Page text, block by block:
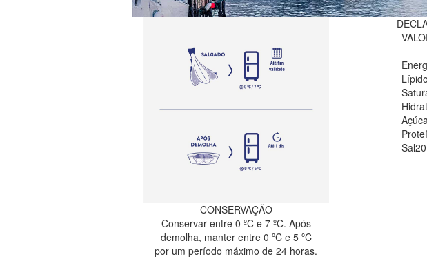
CONSERVAÇÃO
Conservar entre 0 ºC e 7 ºC. Após
demolha, manter entre 0 ºC e 5 ºC
por um período máximo de 24 horas.
Sal